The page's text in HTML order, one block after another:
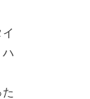
ハ